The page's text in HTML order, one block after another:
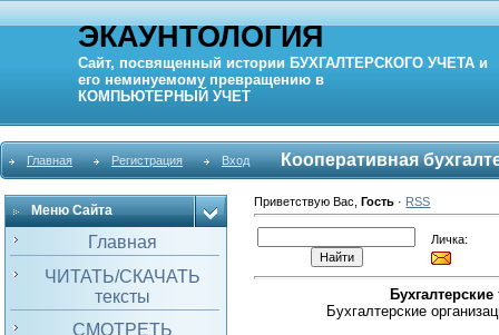
ЭКАУНТОЛОГИЯ
Сайт, посвященный истории БУХГАЛТЕРСКОГО УЧЕТА и
его неминуемому превращению в
КОМПЬЮТЕРНЫЙ УЧЕТ
Главная Регистрация Вход Кооперативная
Меню Сайта
Главная
ЧИТАТЬ/СКАЧАТЬ
тексты
СМОТРЕТЬ
Приветствую Вас ,Гость · RSS
Личка:
Бухгалтерские